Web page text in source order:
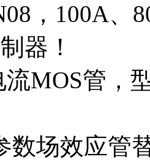
，100A、
器！
流MOS管，
数场效应管